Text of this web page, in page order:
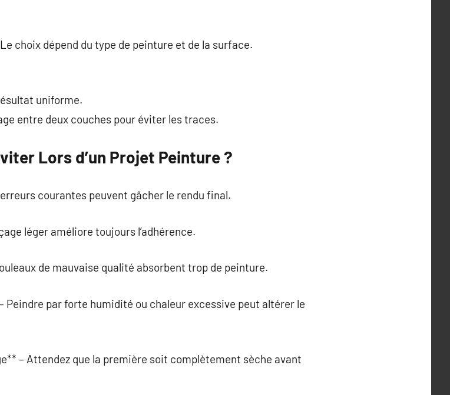
choix dépend du type de peinture et de la surface.
uniforme.
entre deux couches pour éviter les traces.
Lors d’un Projet Peinture ?
courantes peuvent gâcher le rendu final.
léger améliore toujours l’adhérence.
de mauvaise qualité absorbent trop de peinture.
par forte humidité ou chaleur excessive peut altérer le
– Attendez que la première soit complètement sèche avant